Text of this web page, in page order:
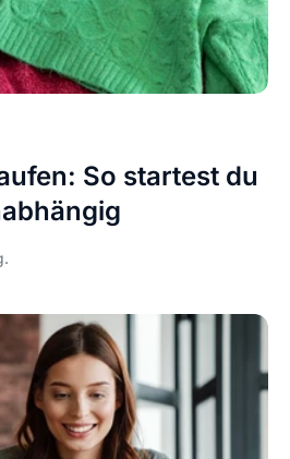
So startest du